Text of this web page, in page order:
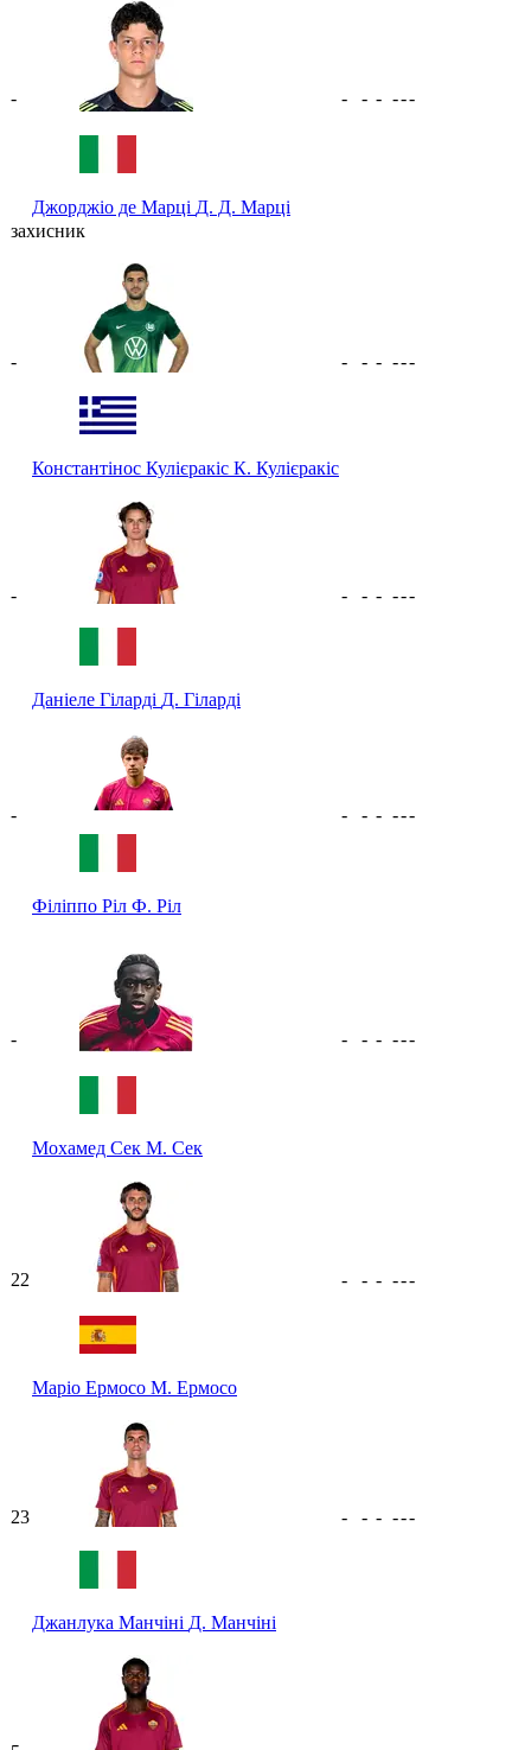
-
Джорджіо де Марці Д. Д. Марці
- - - ---
захисник
-
Константінос Кулієракіс К. Кулієракіс
- - - ---
-
Даніеле Гіларді Д. Гіларді
- - - ---
-
Філіппо Ріл Ф. Ріл
- - - ---
-
Мохамед Сек М. Сек
- - - ---
22
Маріо Ермосо М. Ермосо
- - - ---
23
Джанлука Манчіні Д. Манчіні
- - - ---